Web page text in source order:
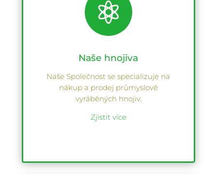

Naše hnojiva
Naše Společnost se specializuje na
nákup a prodej průmyslově
vyráběných hnojiv.
Zjistit více